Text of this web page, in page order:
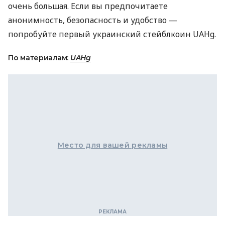
очень большая. Если вы предпочитаете
анонимность, безопасность и удобство —
попробуйте первый украинский стейблкоин UAHg.
По материалам: UAHg
Место для вашей рекламы